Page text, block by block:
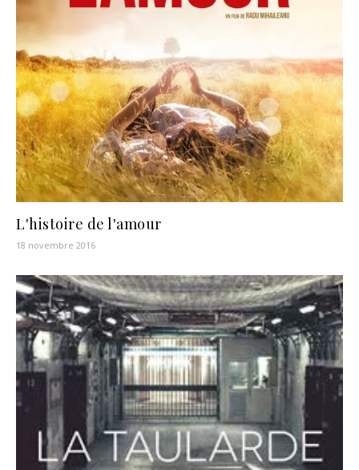
L'histoire de l'amour
18 novembre 2016